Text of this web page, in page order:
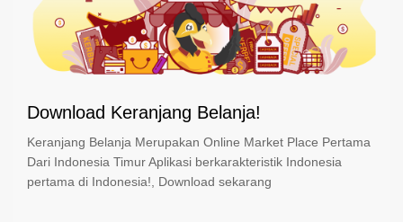
Download Keranjang Belanja!
Keranjang Belanja Merupakan Online Market Place Pertama
Dari Indonesia Timur Aplikasi berkarakteristik Indonesia
pertama di Indonesia!, Download sekarang